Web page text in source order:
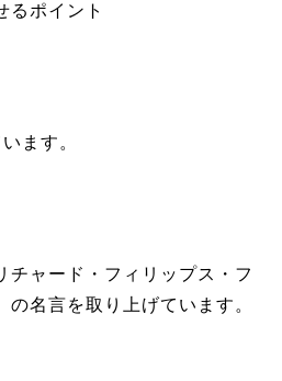
るポイント
ます。
チャード・フィリップス・フ
の名言を取り上げています。